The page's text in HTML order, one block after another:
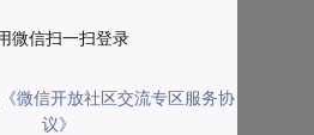
微信扫一扫登录
《微信开放社区交流专区服务协
议》